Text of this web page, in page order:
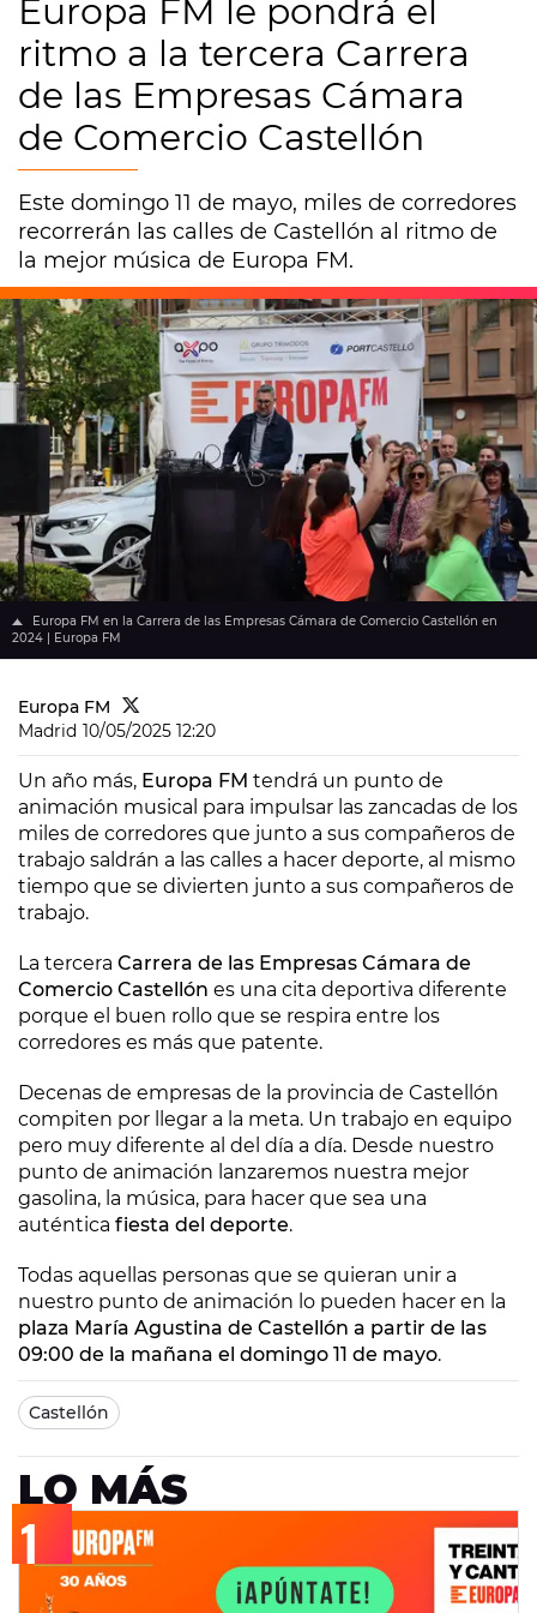
Europa FM le pondrá el
ritmo a la tercera Carrera
de las Empresas Cámara
de Comercio Castellón
Este domingo 11 de mayo, miles de corredores
recorrerán las calles de Castellón al ritmo de
la mejor música de Europa FM.
Europa FM en la Carrera de las Empresas Cámara de Comercio Castellón en
2024 | Europa FM
Europa FM
Madrid 10/05/2025 12:20
Un año más, Europa FM tendrá un punto de
animación musical para impulsar las zancadas de los
miles de corredores que junto a sus compañeros de
trabajo saldrán a las calles a hacer deporte, al mismo
tiempo que se divierten junto a sus compañeros de
trabajo.
La tercera Carrera de las Empresas Cámara de
Comercio Castellón es una cita deportiva diferente
porque el buen rollo que se respira entre los
corredores es más que patente.
Decenas de empresas de la provincia de Castellón
compiten por llegar a la meta. Un trabajo en equipo
pero muy diferente al del día a día. Desde nuestro
punto de animación lanzaremos nuestra mejor
gasolina, la música, para hacer que sea una
auténtica fiesta del deporte.
Todas aquellas personas que se quieran unir a
nuestro punto de animación lo pueden hacer en la
plaza María Agustina de Castellón a partir de las
09:00 de la mañana el domingo 11 de mayo.
Castellón
LO MÁS